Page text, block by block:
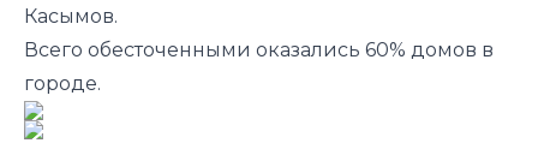
Касымов.
Всего обесточенными оказались 60% домов в
городе.